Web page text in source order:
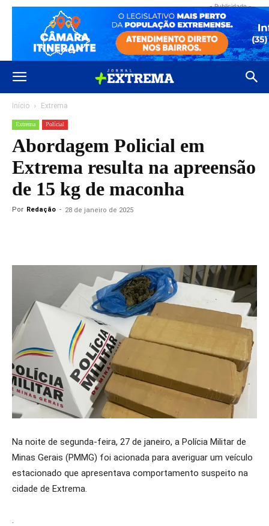
- Publicidade -
Início Extrema
Extrema Polícial
Abordagem Policial em
Extrema resulta na apreensão
de 15 kg de maconha
Por Redação - 28 de janeiro de 2025
Na noite de segunda-feira, 27 de janeiro, a Polícia Militar de
Minas Gerais (PMMG) foi acionada para averiguar um veículo
estacionado que apresentava comportamento suspeito na
cidade de Extrema.
.